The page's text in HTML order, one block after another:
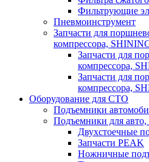
Фильтрующие
Пневмоинструмент
Запчасти для
компрессора,
Запчасти для
компрессора,
Запчасти для
компрессора,
Оборудование для СТО
Подъемники
Подъемники для
Двухстоечные
Запчасти PEAK
Ножничные